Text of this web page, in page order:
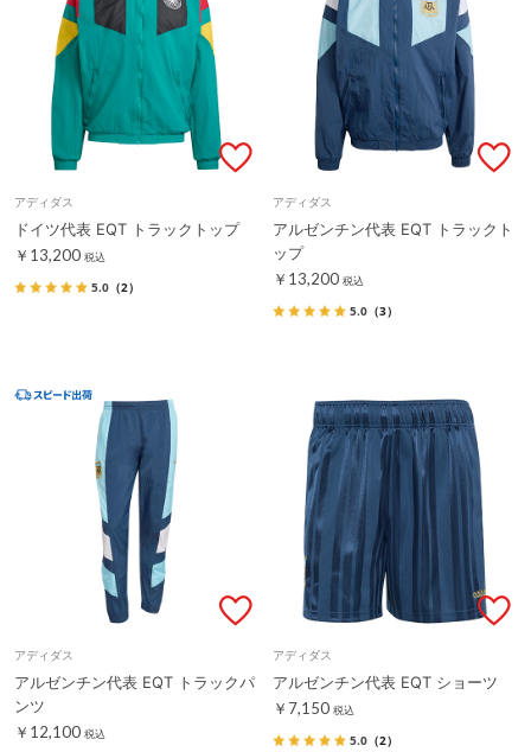
アディダス
ドイツ代表 EQT トラックトップ
￥13,200 税込
5.0 （2）
アディダス
アルゼンチン代表 EQT トラックト
ップ
￥13,200 税込
5.0 （3）
アディダス
アルゼンチン代表 EQT トラックパ
ンツ
￥12,100 税込
アディダス
アルゼンチン代表 EQT ショーツ
￥7,150 税込
5.0 （2）